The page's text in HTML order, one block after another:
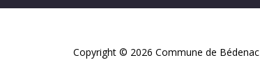
Copyright © 2026 Commune de Bédenac